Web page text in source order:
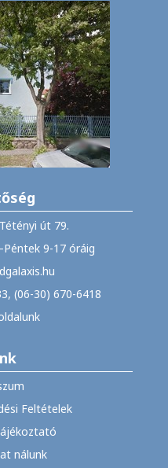
út 79.
9-17 óráig
(06-30) 670-6418
Feltételek
nálunk